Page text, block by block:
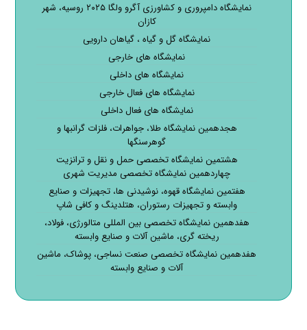
نمایشگاه دامپروری و کشاورزی آگرو ولگا ۲۰۲۵ روسیه، شهر
کازان
نمایشگاه گل و گیاه ، گیاهان دارویی
نمایشگاه های خارجی
نمایشگاه های داخلی
نمایشگاه های فعال خارجی
نمایشگاه های فعال داخلی
هجدهمین نمایشگاه طلا، جواهرات، فلزات گرانبها و
گوهرسنگها
هشتمین نمایشگاه تخصصی حمل و نقل و ترانزیت
چهاردهمین نمایشگاه تخصصی مدیریت شهری
هفتمین نمایشگاه قهوه، نوشیدنی ها، تجهیزات و صنایع
وابسته و تجهیزات رستوران، هتلدینگ و کافی شاپ
هفدهمین نمایشگاه تخصصی بین المللی متالورژی، فولاد،
ریخته گری، ماشین آلات و صنایع وابسته
هفدهمین نمایشگاه تخصصی صنعت نساجی، پوشاک، ماشین
آلات و صنایع وابسته